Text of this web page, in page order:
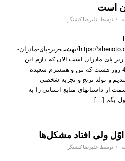
است
/ توسط علیرضا کشتگر
https://shenoto.com/album/podcast/287834/بهشت-زیر-پای-مادران-
پای مادران است الان که دارم این
محتوا را تولید میکنم تقریبا 40 روز هست که من و همسرم سعیده
و تولد ترنج و تجربه شخصی
از داستانهای منابع انسانی را به
بگم […]
ولی افتاد مشکل‌ها
/ توسط علیرضا کشتگر